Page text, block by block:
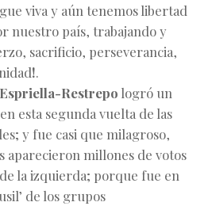
viva y aún tenemos libertad
nuestro país, trabajando y
sacrificio, perseverancia,
!.
Restrepo logró un
esta segunda vuelta de las
y fue casi que milagroso,
aparecieron millones de votos
la izquierda; porque fue en
de los grupos